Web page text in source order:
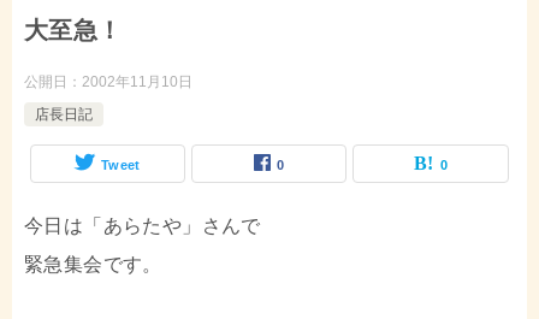
大至急！
公開日： 2002年11月10日
店長日記
Tweet 0 0
今日は「あらたや」さんで
緊急集会です。